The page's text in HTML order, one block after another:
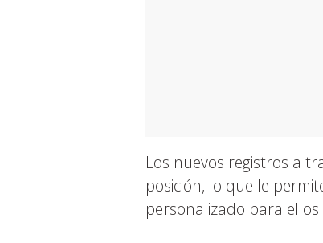
Los nuevos registros a
posición, lo que le
personalizado para ellos.